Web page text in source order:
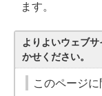
ます。
よりよいウェブ
かせください。
このページ